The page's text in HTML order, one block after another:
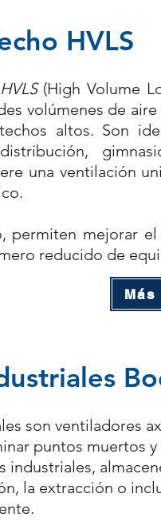
HVLS
(High Volume
volúmenes de
altos. Son
una ventilación
permiten mejorar
reducido de
son ventiladores
puntos muertos
industriales,
la extracción o